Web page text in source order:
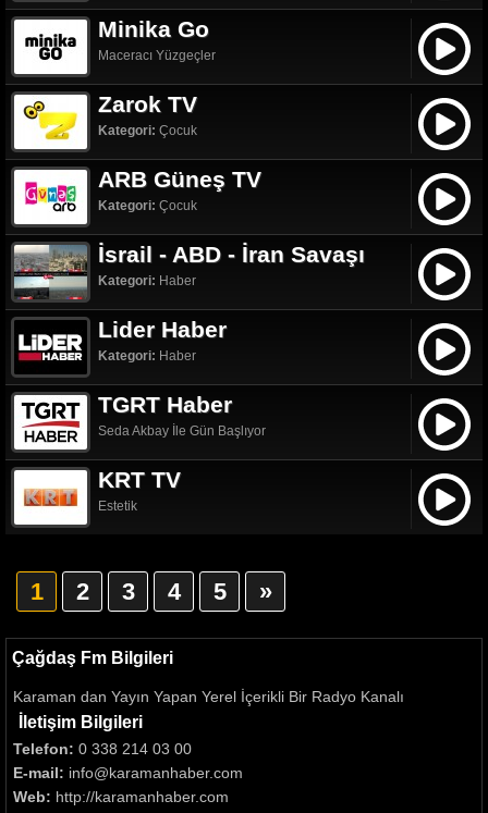
Minika Go
Maceracı Yüzgeçler
Zarok TV
Kategori: Çocuk
ARB Güneş TV
Kategori: Çocuk
İsrail - ABD - İran Savaşı
Kategori: Haber
Lider Haber
Kategori: Haber
TGRT Haber
Seda Akbay İle Gün Başlıyor
KRT TV
Estetik
1 2 3 4 5 »
Çağdaş Fm Bilgileri
Karaman dan Yayın Yapan Yerel İçerikli Bir Radyo Kanalı
İletişim Bilgileri
Telefon: 0 338 214 03 00
E-mail: info@karamanhaber.com
Web: http://karamanhaber.com